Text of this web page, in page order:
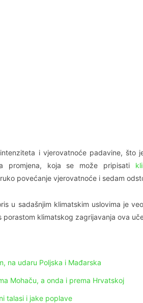
i vjerovatnoće padavine, što
promjena, koja se može pripisati
povećanje vjerovatnoće i sedam
u sadašnjim klimatskim uslovima je
klimatskog zagrijavanja ova
na udaru Poljska i Mađarska
Mohaču, a onda i prema Hrvatskoj
talasi i jake poplave